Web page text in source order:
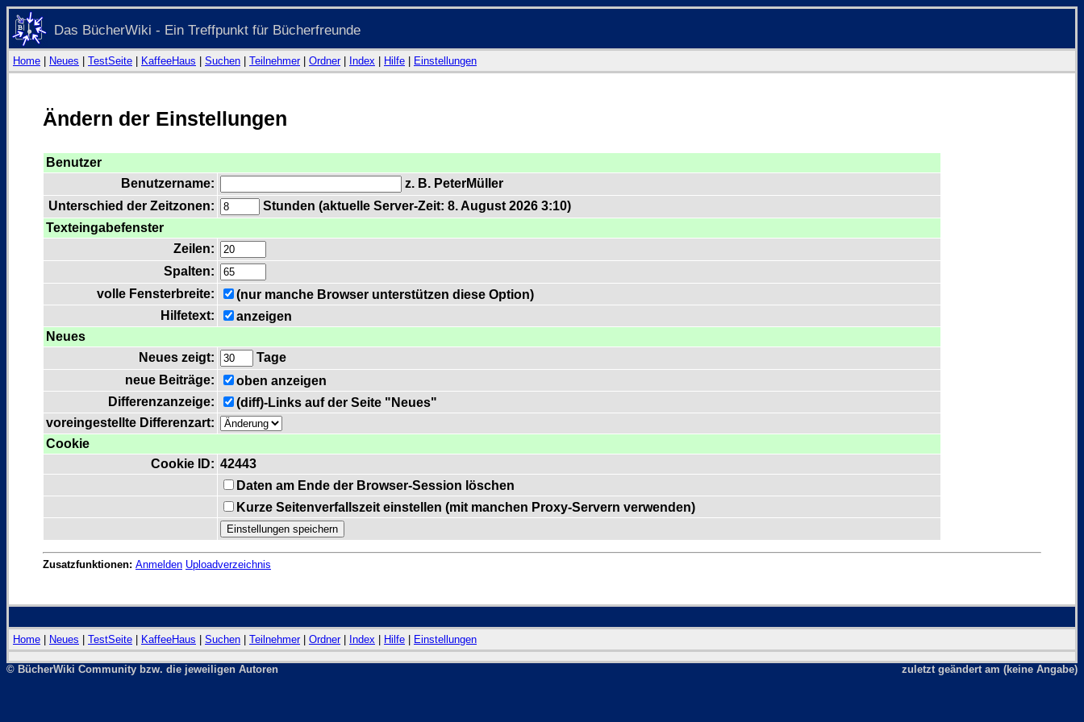
Das BücherWiki - Ein Treffpunkt für Bücherfreunde
Home Neues TestSeite KaffeeHaus Suchen Teilnehmer| Ordner| Index Hilfe Einstellungen
Ändern der Einstellungen
Benutzer
Benutzername:
z. B. PeterMüller
Unterschied der Zeitzonen:
Stunden (aktuelle Server-Zeit: 8. August 2026 3:10)
Texteingabefenster
Zeilen:
Spalten:
volle Fensterbreite:
(nur manche Browser unterstützen diese Option)
Hilfetext:
anzeigen
Neues
Neues zeigt:
Tage
neue Beiträge:
oben anzeigen
Differenzanzeige:
(diff)-Links auf der Seite "Neues"
voreingestellte Differenzart:
Cookie
Cookie ID: 42443
Daten am Ende der Browser-Session löschen
Kurze Seitenverfallszeit einstellen (mit manchen Proxy-Servern verwenden)
Zusatzfunktionen: Anmelden Uploadverzeichnis
Home Neues TestSeite KaffeeHaus Suchen Teilnehmer| Ordner| Index Hilfe Einstellungen
© BücherWiki Community bzw. die jeweiligen Autoren zuletzt geändert am (keine Angabe)